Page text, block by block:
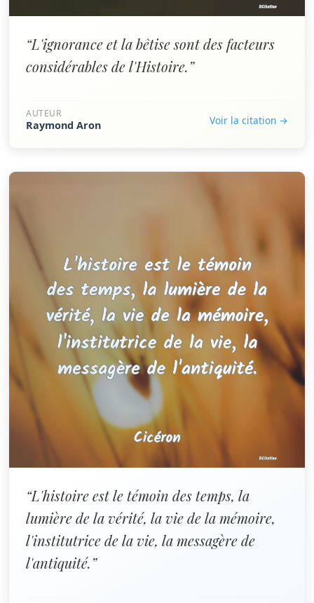
“L'ignorance et la bêtise sont des facteurs
considérables de l'Histoire.”
AUTEUR
Raymond Aron Voir la citation →
“L'histoire est le témoin des temps, la
lumière de la vérité, la vie de la mémoire,
l'institutrice de la vie, la messagère de
l'antiquité.”